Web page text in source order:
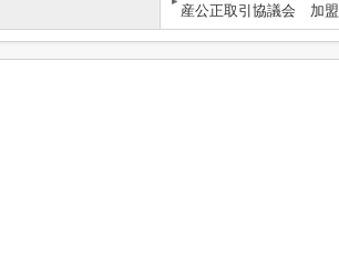
産公正取引協議会 加盟